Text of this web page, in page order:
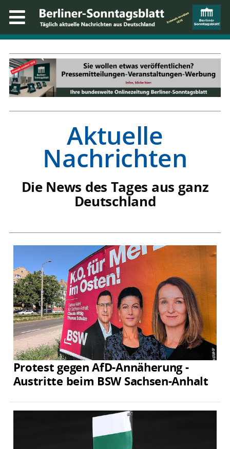
Aktuelle
Nachrichten
Die News des Tages aus ganz
Deutschland
Protest gegen AfD-Annäherung -
Austritte beim BSW Sachsen-Anhalt